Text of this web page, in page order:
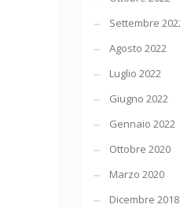
Settembre
Agosto 2022
Luglio 2022
Giugno 2022
Gennaio 2022
Ottobre 2020
Marzo 2020
Dicembre 2018